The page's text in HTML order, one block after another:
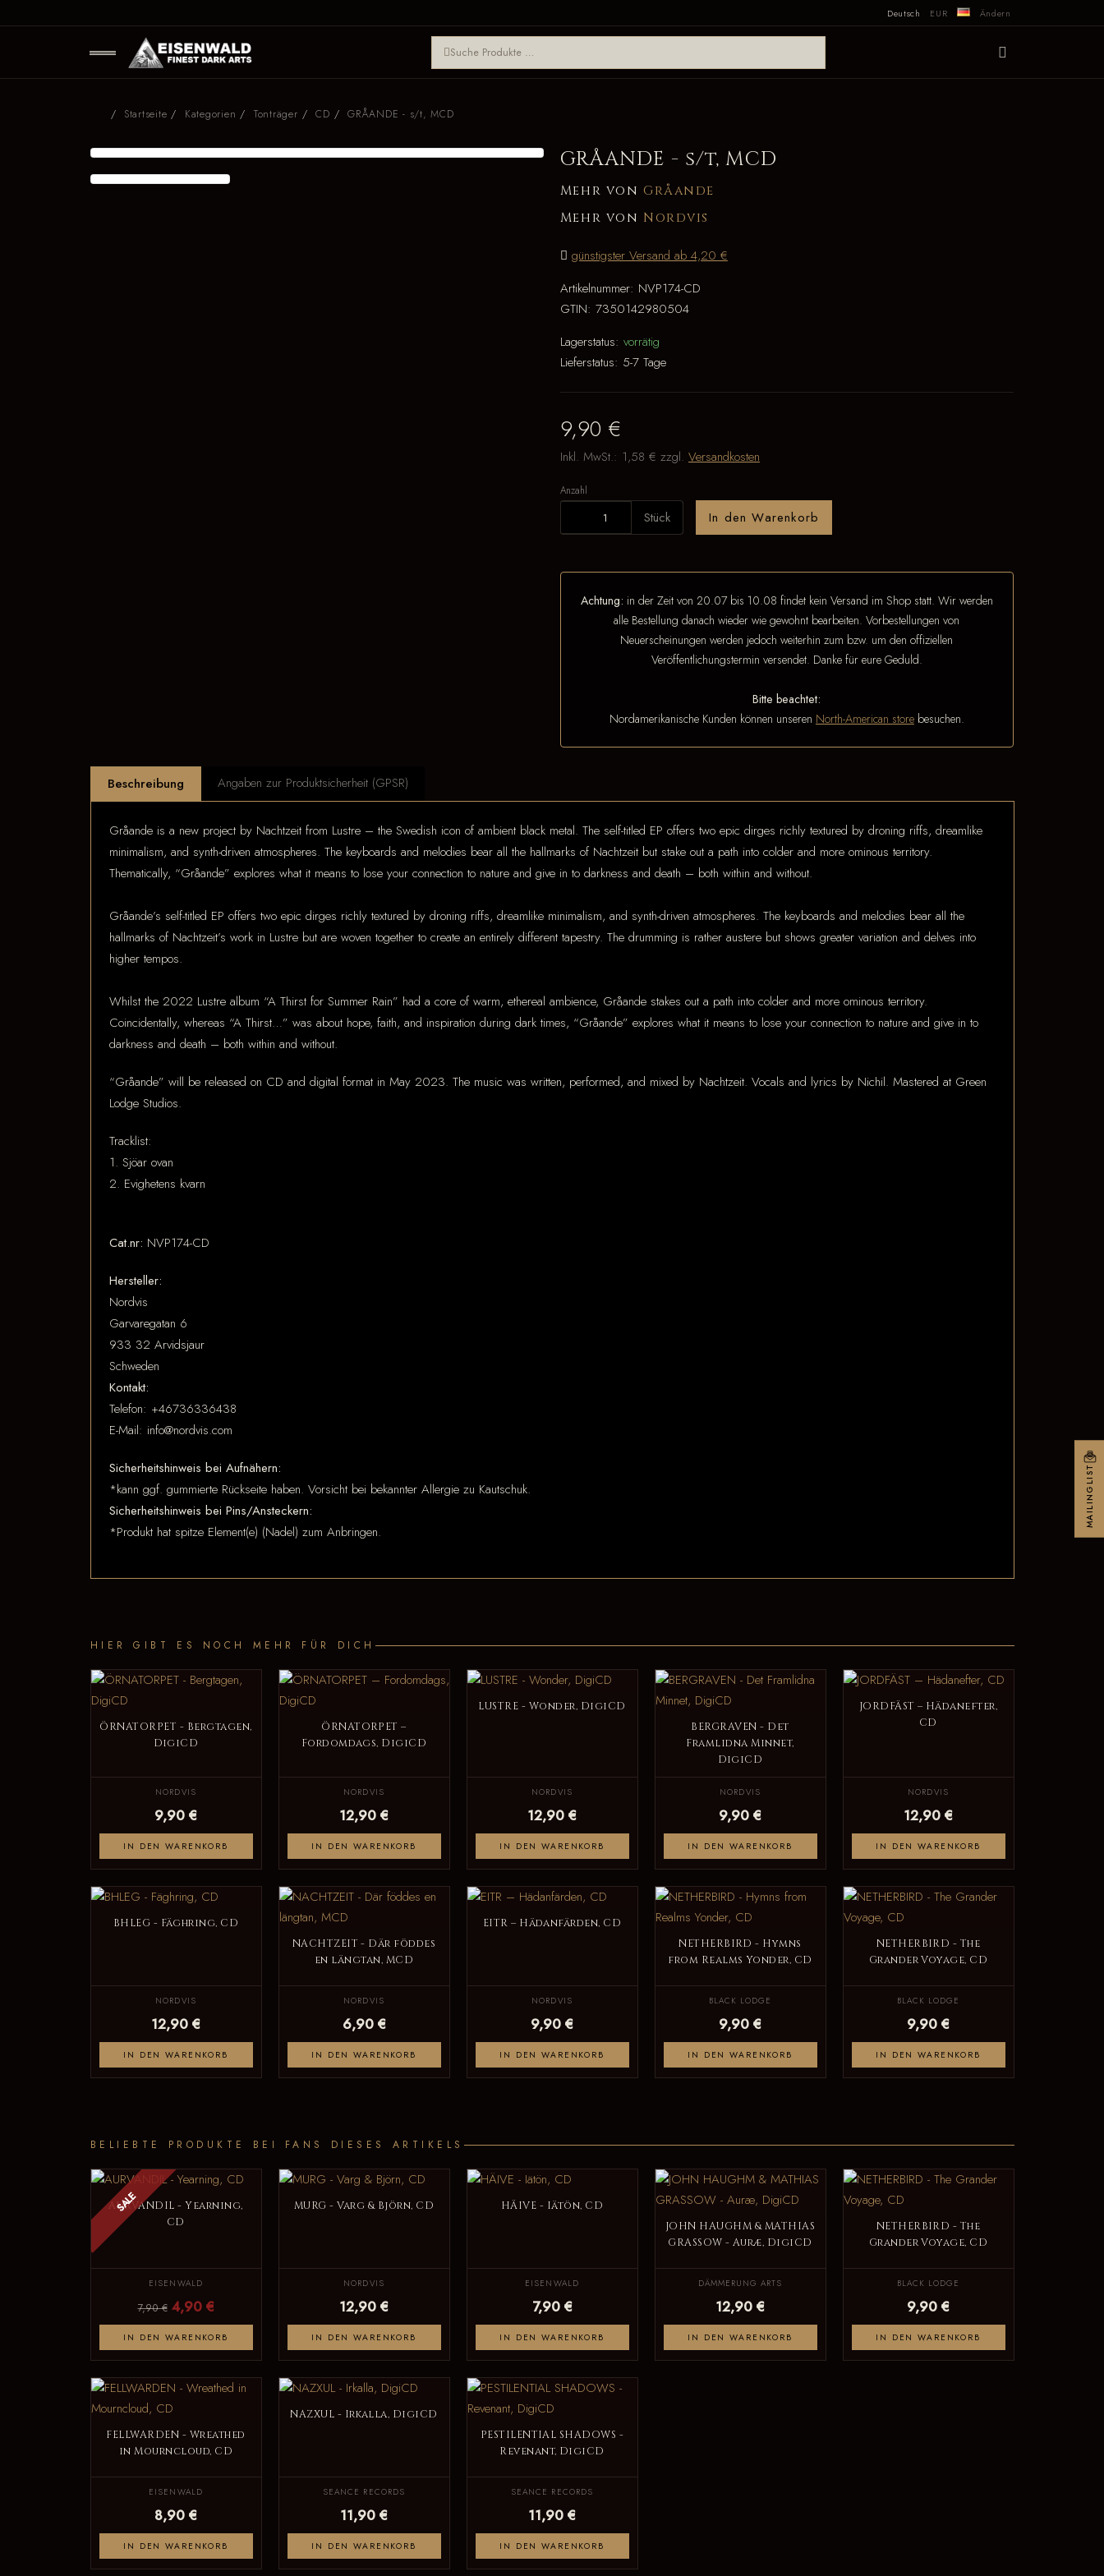
Deutsch EUR Ändern
Startseite Kategorien Tonträger CD GRÅANDE - s/t, MCD
GRÅANDE - s/t, MCD
Mehr von Gråande
Mehr von Nordvis
günstigster Versand ab 4,20 €
Artikelnummer: NVP174-CD
GTIN: 7350142980504
Lagerstatus: vorrätig
Lieferstatus: 5-7 Tage
9,90 €
Inkl. MwSt.: 1,58 € zzgl. Versandkosten
Anzahl
Stück In den Warenkorb
Achtung: in der Zeit von 20.07 bis 10.08 findet kein Versand im Shop statt. Wir werden
alle Bestellung danach wieder wie gewohnt bearbeiten. Vorbestellungen von
Neuerscheinungen werden jedoch weiterhin zum bzw. um den offiziellen
Veröffentlichungstermin versendet. Danke für eure Geduld.
Bitte beachtet:
Nordamerikanische Kunden können unseren North-American storebesuchen.
Beschreibung Angaben zur Produktsicherheit (GPSR)
Gråande is a new project by Nachtzeit from Lustre – the Swedish icon of ambient black metal. The self-titled EP offers two epic dirges richly textured by droning riffs, dreamlike
minimalism, and synth-driven atmospheres. The keyboards and melodies bear all the hallmarks of Nachtzeit but stake out a path into colder and more ominous territory.
Thematically, “Gråande” explores what it means to lose your connection to nature and give in to darkness and death – both within and without.
Gråande’s self-titled EP offers two epic dirges richly textured by droning riffs, dreamlike minimalism, and synth-driven atmospheres. The keyboards and melodies bear all the
hallmarks of Nachtzeit’s work in Lustre but are woven together to create an entirely different tapestry. The drumming is rather austere but shows greater variation and delves into
higher tempos.
Whilst the 2022 Lustre album “A Thirst for Summer Rain” had a core of warm, ethereal ambience, Gråande stakes out a path into colder and more ominous territory.
Coincidentally, whereas “A Thirst…” was about hope, faith, and inspiration during dark times, “Gråande” explores what it means to lose your connection to nature and give in to
darkness and death – both within and without.
“Gråande” will be released on CD and digital format in May 2023. The music was written, performed, and mixed by Nachtzeit. Vocals and lyrics by Nichil. Mastered at Green
Lodge Studios.
Tracklist:
1. Sjöar ovan
2. Evighetens kvarn
Cat.nr: NVP174-CD
Hersteller:
Nordvis
Garvaregatan 6
933 32 Arvidsjaur
Schweden
Kontakt:
Telefon: +46736336438
E-Mail: info@nordvis.com
Sicherheitshinweis bei Aufnähern:
*kann ggf. gummierte Rückseite haben. Vorsicht bei bekannter Allergie zu Kautschuk.
Sicherheitshinweis bei Pins/Ansteckern:
*Produkt hat spitze Element(e) (Nadel) zum Anbringen.
HIER GIBT ES NOCH MEHR FÜR DICH
ÖRNATORPET - Bergtagen,
DigiCD
NORDVIS
9,90 €
IN DEN WARENKORB
ÖRNATORPET –
Fordomdags, DigiCD
NORDVIS
12,90 €
IN DEN WARENKORB
LUSTRE - Wonder, DigiCD
NORDVIS
12,90 €
IN DEN WARENKORB
BERGRAVEN - Det
Framlidna Minnet,
DigiCD
NORDVIS
9,90 €
IN DEN WARENKORB
JORDFÄST – Hädanefter,
CD
NORDVIS
12,90 €
IN DEN WARENKORB
BHLEG - Fäghring, CD
NORDVIS
12,90 €
IN DEN WARENKORB
NACHTZEIT - Där föddes
en längtan, MCD
NORDVIS
6,90 €
IN DEN WARENKORB
EITR – Hädanfärden, CD
NORDVIS
9,90 €
IN DEN WARENKORB
NETHERBIRD - Hymns
from Realms Yonder, CD
BLACK LODGE
9,90 €
IN DEN WARENKORB
NETHERBIRD - The
Grander Voyage, CD
BLACK LODGE
9,90 €
IN DEN WARENKORB
BELIEBTE PRODUKTE BEI FANS DIESES ARTIKELS
SALE
AURVANDIL - Yearning,
CD
EISENWALD
7,90 € 4,90 €
IN DEN WARENKORB
MURG - Varg & Björn, CD
NORDVIS
12,90 €
IN DEN WARENKORB
HÄIVE - Iätön, CD
EISENWALD
7,90 €
IN DEN WARENKORB
JOHN HAUGHM & MATHIAS
GRASSOW - Auræ, DigiCD
DÄMMERUNG ARTS
12,90 €
IN DEN WARENKORB
NETHERBIRD - The
Grander Voyage, CD
BLACK LODGE
9,90 €
IN DEN WARENKORB
FELLWARDEN - Wreathed
in Mourncloud, CD
EISENWALD
8,90 €
IN DEN WARENKORB
NAZXUL - Irkalla, DigiCD
SEANCE RECORDS
11,90 €
IN DEN WARENKORB
PESTILENTIAL SHADOWS -
Revenant, DigiCD
SEANCE RECORDS
11,90 €
IN DEN WARENKORB
MAILINGLIST